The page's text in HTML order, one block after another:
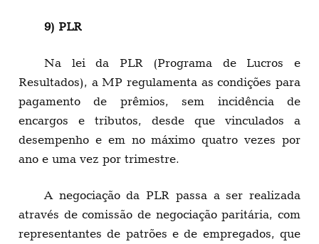
9) PLR
Na lei da PLR (Programa de Lucros e
Resultados), a MP regulamenta as condições para
pagamento de prêmios, sem incidência de
encargos e tributos, desde que vinculados a
desempenho e em no máximo quatro vezes por
ano e uma vez por trimestre.
A negociação da PLR passa a ser realizada
através de comissão de negociação paritária, com
representantes de patrões e de empregados, que